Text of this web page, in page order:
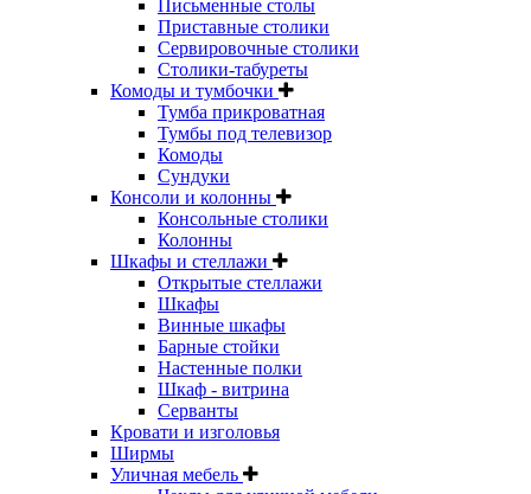
Письменные столы
Приставные столики
Сервировочные столики
Столики-табуреты
Комоды и тумбочки
Тумба прикроватная
Тумбы под телевизор
Комоды
Сундуки
Консоли и колонны
Консольные столики
Колонны
Шкафы и стеллажи
Открытые стеллажи
Шкафы
Винные шкафы
Барные стойки
Настенные полки
Шкаф - витрина
Серванты
Кровати и изголовья
Ширмы
Уличная мебель